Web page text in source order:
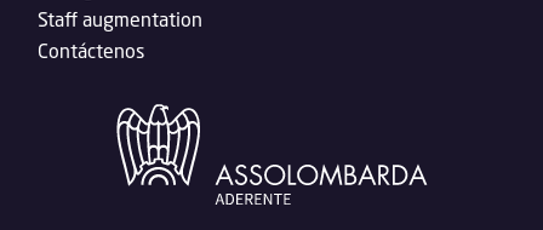
Staff augmentation
Contáctenos